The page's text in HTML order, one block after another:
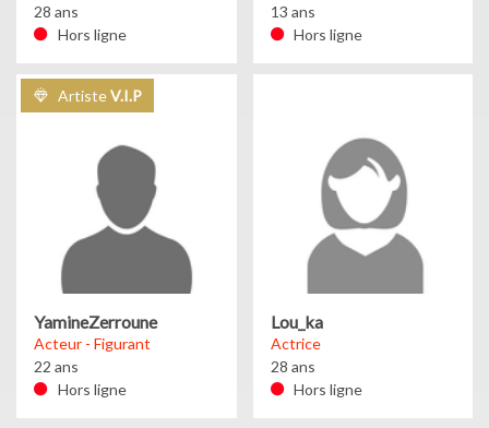
28 ans
Hors ligne
13 ans
Hors ligne
ArtisteV.I.P
YamineZerroune
Acteur - Figurant
22 ans
Hors ligne
Lou_ka
Actrice
28 ans
Hors ligne